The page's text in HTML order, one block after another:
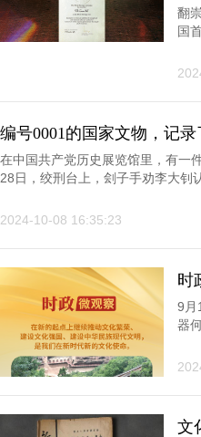
翻
国
编号0001的国家文物，记
在中国共产党历史展览馆里，有一
28日，绞刑台上，刽子手劝李大钊
2024-10-08 16:35:23
时
9月
器
文